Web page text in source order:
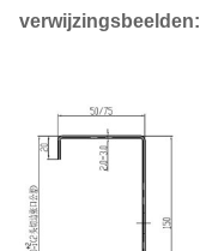
verwijzingsbeelden: